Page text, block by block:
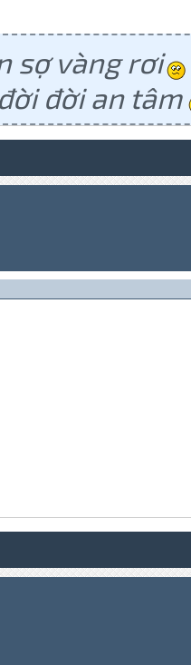
sợ vàng rơi
đời an tâm